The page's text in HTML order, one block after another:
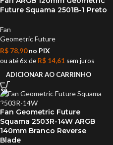
Future Squama 2501B-1 Preto
Fan
Geometric Future
R$ 78,90no PIX
ou até 6x de R$ 14,61 sem juros
ADICIONAR AO CARRINHO
Fan Geometric Future
Squama 2503R-14W ARGB
140mm Branco Reverse
Blade